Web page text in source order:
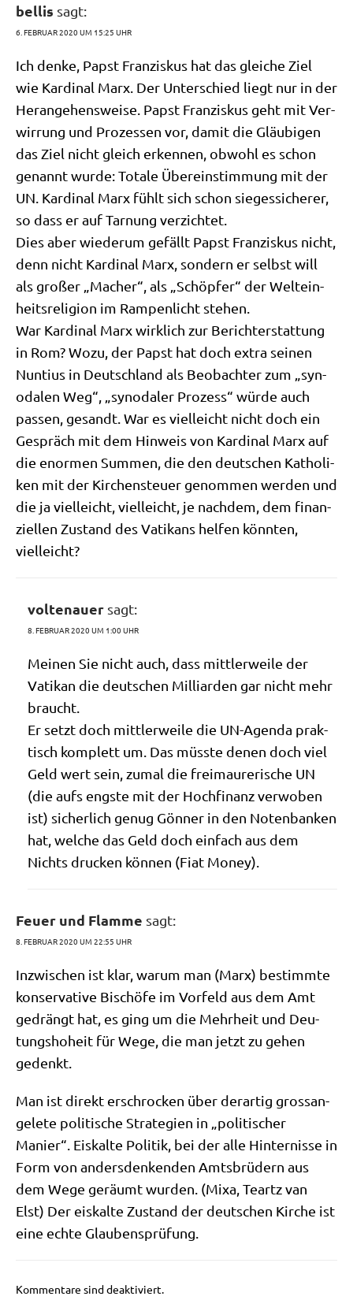
bellis sagt:
6. FEBRUAR 2020 UM 15:25 UHR
Ich den­ke, Papst Fran­zis­kus hat das glei­che Ziel
wie Kar­di­nal Marx. Der Unter­schied liegt nur in der
Her­an­ge­hens­wei­se. Papst Fran­zis­kus geht mit Ver­
wir­rung und Pro­zes­sen vor, damit die Gläu­bi­gen
das Ziel nicht gleich erken­nen, obwohl es schon
genannt wur­de: Tota­le Über­ein­stim­mung mit der
UN. Kar­di­nal Marx fühlt sich schon sie­ges­si­che­rer,
so dass er auf Tar­nung verzichtet.
Dies aber wie­der­um gefällt Papst Fran­zis­kus nicht,
denn nicht Kar­di­nal Marx, son­dern er selbst will
als gro­ßer „Macher“, als „Schöp­fer“ der Welt­ein­
heits­re­li­gi­on im Ram­pen­licht stehen.
War Kar­di­nal Marx wirk­lich zur Bericht­erstat­tung
in Rom? Wozu, der Papst hat doch extra sei­nen
Nun­ti­us in Deutsch­land als Beob­ach­ter zum „syn­
oda­len Weg“, „syn­oda­ler Pro­zess“ wür­de auch
pas­sen, gesandt. War es viel­leicht nicht doch ein
Gespräch mit dem Hin­weis von Kar­di­nal Marx auf
die enor­men Sum­men, die den deut­schen Katho­li­
ken mit der Kir­chen­steu­er genom­men wer­den und
die ja viel­leicht, viel­leicht, je nach­dem, dem finan­
zi­el­len Zustand des Vati­kans hel­fen könn­ten,
vielleicht?
voltenauer sagt:
8. FEBRUAR 2020 UM 1:00 UHR
Mei­nen Sie nicht auch, dass mitt­ler­wei­le der
Vati­kan die deut­schen Mil­li­ar­den gar nicht mehr
braucht.
Er setzt doch mitt­ler­wei­le die UN-Agen­da prak­
tisch kom­plett um. Das müss­te denen doch viel
Geld wert sein, zumal die frei­mau­re­ri­sche UN
(die aufs eng­ste mit der Hoch­fi­nanz ver­wo­ben
ist) sicher­lich genug Gön­ner in den Noten­ban­ken
hat, wel­che das Geld doch ein­fach aus dem
Nichts drucken kön­nen (Fiat Money).
Feuer und Flamme sagt:
8. FEBRUAR 2020 UM 22:55 UHR
Inzwi­schen ist klar, war­um man (Marx) bestimm­te
kon­ser­va­ti­ve Bischö­fe im Vor­feld aus dem Amt
gedrängt hat, es ging um die Mehr­heit und Deu­
tungs­ho­heit für Wege, die man jetzt zu gehen
gedenkt.
Man ist direkt erschrocken über der­ar­tig gross­an­
ge­le­te poli­ti­sche Stra­te­gien in „poli­ti­scher
Manier“. Eis­kal­te Poli­tik, bei der alle Hin­ter­nis­se in
Form von anders­den­ken­den Amts­brü­dern aus
dem Wege geräumt wur­den. (Mixa, Teartz van
Elst) Der eis­kal­te Zustand der deut­schen Kir­che ist
eine ech­te Glaubensprüfung.
Kommentare sind deaktiviert.